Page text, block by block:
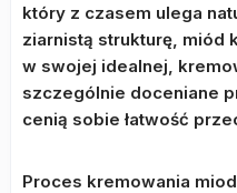
który z czasem ulega
ziarnistą strukturę, miód
w swojej idealnej,
szczególnie doceniane
cenią sobie łatwość
Proces kremowania